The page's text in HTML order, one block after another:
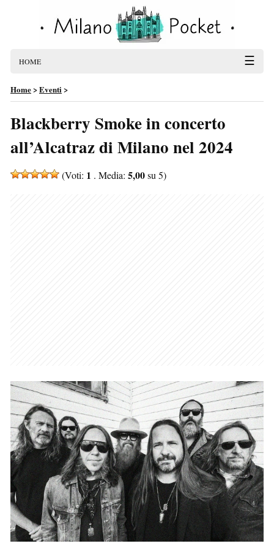
HOME ☰
Home>Eventi>
Blackberry Smoke in concerto
all’Alcatraz di Milano nel 2024
(Voti: 1 . Media: 5,00su 5)